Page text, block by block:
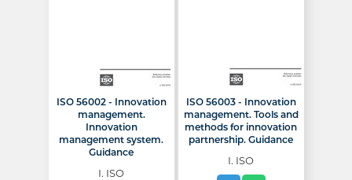
ISO 56002 - Innovation
management.
Innovation
management system.
Guidance
I. ISO
ISO 56003 - Innovation
management. Tools and
methods for innovation
partnership. Guidance
I. ISO